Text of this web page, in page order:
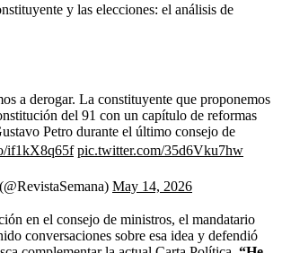
y las elecciones: el análisis de
a derogar. La constituyente que proponemos
del 91 con un capítulo de reformas
Petro durante el último consejo de
if1kX8q65f pic.twitter.com/35d6Vku7hw
May 14, 2026
en el consejo de ministros, el mandatario
conversaciones sobre esa idea y defendió